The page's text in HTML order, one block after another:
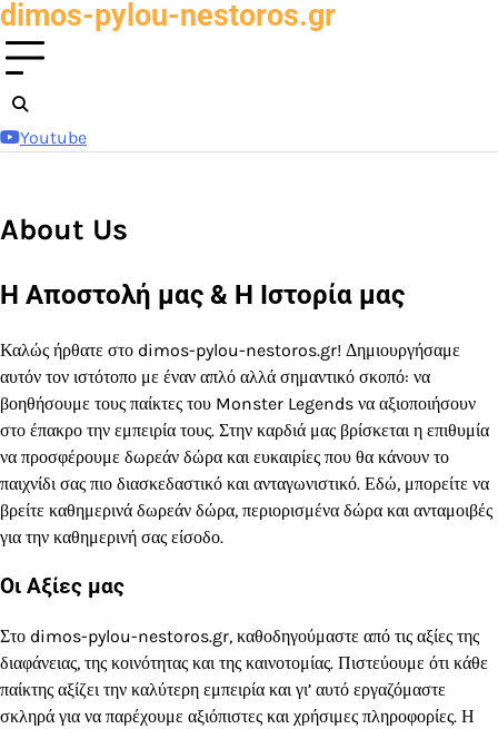
Skip
to
content
dimos-pylou-nestoros.gr
Youtube
About Us
Η Αποστολή μας & Η Ιστορία μας
Καλώς ήρθατε στο dimos-pylou-nestoros.gr! Δημιουργήσαμε
αυτόν τον ιστότοπο με έναν απλό αλλά σημαντικό σκοπό: να
βοηθήσουμε τους παίκτες του Monster Legends να αξιοποιήσουν
στο έπακρο την εμπειρία τους. Στην καρδιά μας βρίσκεται η επιθυμία
να προσφέρουμε δωρεάν δώρα και ευκαιρίες που θα κάνουν το
παιχνίδι σας πιο διασκεδαστικό και ανταγωνιστικό. Εδώ, μπορείτε να
βρείτε καθημερινά δωρεάν δώρα, περιορισμένα δώρα και ανταμοιβές
για την καθημερινή σας είσοδο.
Οι Αξίες μας
Στο dimos-pylou-nestoros.gr, καθοδηγούμαστε από τις αξίες της
διαφάνειας, της κοινότητας και της καινοτομίας. Πιστεύουμε ότι κάθε
παίκτης αξίζει την καλύτερη εμπειρία και γι’ αυτό εργαζόμαστε
σκληρά για να παρέχουμε αξιόπιστες και χρήσιμες πληροφορίες. Η